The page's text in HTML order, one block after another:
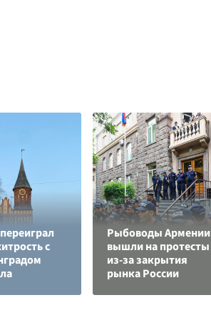
с
Рыбоводы Армении
вышли на протесты
из-за закрытия
рынка России